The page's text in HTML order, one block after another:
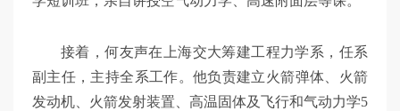
接着，何友声在上海交大筹建工程力学系，任系
副主任，主持全系工作。他负责建立火箭弹体、火箭
发动机、火箭发射装置、高温固体及飞行和气动力学5